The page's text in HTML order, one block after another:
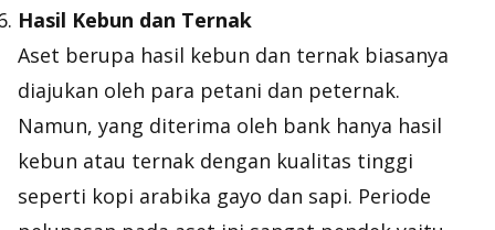
Hasil Kebun dan Ternak
Aset berupa hasil kebun dan ternak biasanya
diajukan oleh para petani dan peternak.
Namun, yang diterima oleh bank hanya hasil
kebun atau ternak dengan kualitas tinggi
seperti kopi arabika gayo dan sapi. Periode